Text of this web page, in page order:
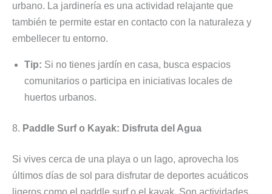
urbano. La jardinería es una actividad relajante que
también te permite estar en contacto con la naturaleza y
embellecer tu entorno.
Tip: Si no tienes jardín en casa, busca espacios
comunitarios o participa en iniciativas locales de
huertos urbanos.
8. Paddle Surf o Kayak: Disfruta del Agua
Si vives cerca de una playa o un lago, aprovecha los
últimos días de sol para disfrutar de deportes acuáticos